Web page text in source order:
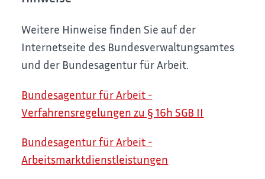
Weitere Hinweise finden Sie auf der
Internetseite des Bundesverwaltungsamtes
und der Bundesagentur für Arbeit.
Bundesagentur für Arbeit -
Verfahrensregelungen zu § 16h SGB II
Bundesagentur für Arbeit -
Arbeitsmarktdienstleistungen